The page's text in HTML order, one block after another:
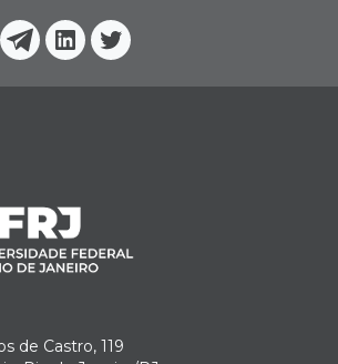
Telegram
Linkedin
Twitter
de Castro, 119